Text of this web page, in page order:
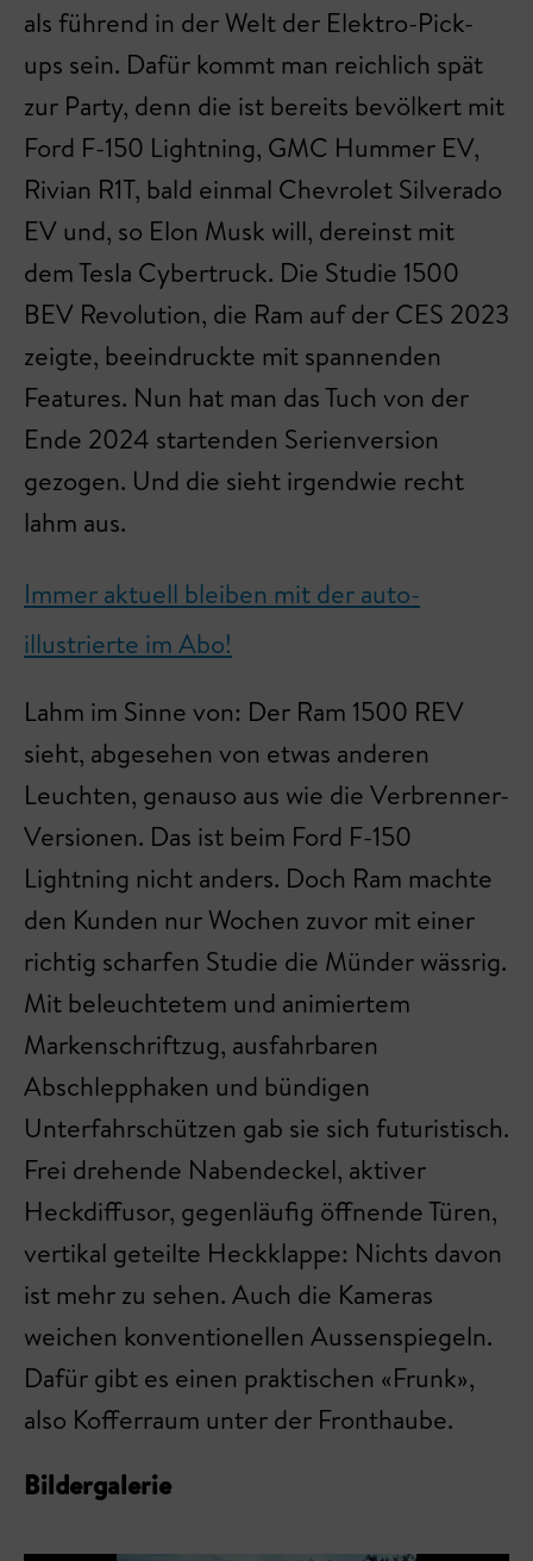
als führend in der Welt der Elektro-Pick-
ups sein. Dafür kommt man reichlich spät
zur Party, denn die ist bereits bevölkert mit
Ford F-150 Lightning, GMC Hummer EV,
Rivian R1T, bald einmal Chevrolet Silverado
EV und, so Elon Musk will, dereinst mit
dem Tesla Cybertruck. Die Studie 1500
BEV Revolution, die Ram auf der CES 2023
zeigte, beeindruckte mit spannenden
Features. Nun hat man das Tuch von der
Ende 2024 startenden Serienversion
gezogen. Und die sieht irgendwie recht
lahm aus.
Immer aktuell bleiben mit der auto-
illustrierte im Abo!
Lahm im Sinne von: Der Ram 1500 REV
sieht, abgesehen von etwas anderen
Leuchten, genauso aus wie die Verbrenner-
Versionen. Das ist beim Ford F-150
Lightning nicht anders. Doch Ram machte
den Kunden nur Wochen zuvor mit einer
richtig scharfen Studie die Münder wässrig.
Mit beleuchtetem und animiertem
Markenschriftzug, ausfahrbaren
Abschlepphaken und bündigen
Unterfahrschützen gab sie sich futuristisch.
Frei drehende Nabendeckel, aktiver
Heckdiffusor, gegenläufig öffnende Türen,
vertikal geteilte Heckklappe: Nichts davon
ist mehr zu sehen. Auch die Kameras
weichen konventionellen Aussenspiegeln.
Dafür gibt es einen praktischen «Frunk»,
also Kofferraum unter der Fronthaube.
Bildergalerie